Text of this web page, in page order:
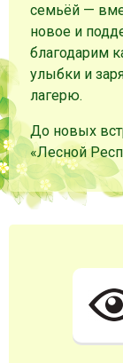
семьёй —
новое и
благодарим
улыбки и
лагерю.
До новых
«Лесной